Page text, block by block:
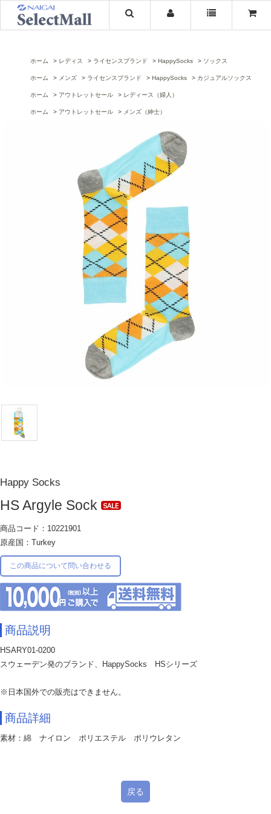
ホーム レディス ライセンスブランド HappySocks ソックス
ホーム メンズ ライセンスブランド HappySocks カジュアルソックス
ホーム アウトレットセール レディース（婦人）
ホーム アウトレットセール メンズ（紳士）
Happy Socks
HS Argyle Sock
商品コード：10221901
原産国：Turkey
この商品について問い合わせる
商品説明
HSARY01-0200
スウェーデン発のブランド、HappySocks HSシリーズ
※日本国外での販売はできません。
商品詳細
素材：綿 ナイロン ポリエステル ポリウレタン
戻る